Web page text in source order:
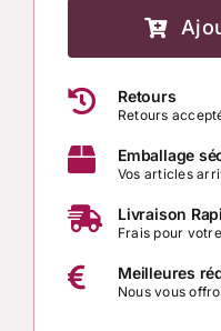
Retours
Retours
Emballage
Vos articles
Livraison
Frais pour
Meilleures
Nous vous